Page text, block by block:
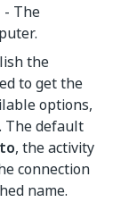
- The
the
to get the
options,
. The default
, the activity
connection
name.